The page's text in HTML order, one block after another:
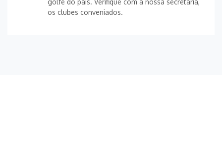
golfe do país. Verifique com a nossa secretaria,
os clubes conveniados.